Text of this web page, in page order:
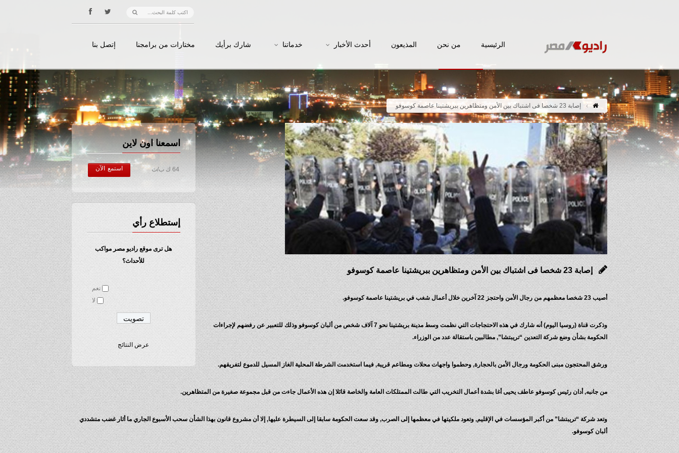
الرئيسية من نحن المذيعون أحدث الأخبار خدماتنا شارك برأيك مختارات من برامجنا إتصل بنا
إصابة 23 شخصا فى اشتباك بين الأمن ومتظاهرين ببريشتينا عاصمة كوسوفو
اسمعنا اون لاين
64 ك ب/ث استمع الآن
إستطلاع رأي
هل ترى موقع راديو مصر مواكب
للأحداث؟
نعم
لا
عرض النتائج
إصابة 23 شخصا فى اشتباك بين الأمن ومتظاهرين ببريشتينا عاصمة كوسوفو
أصيب 23 شخصا معظمهم من رجال الأمن واحتجز 22 آخرين خلال أعمال شغب في بريشتينا عاصمة كوسوفو.
وذكرت قناة (روسيا اليوم) أنه شارك في هذه الاحتجاجات التي نظمت وسط مدينة بريشتينا نحو 7 آلاف شخص من ألبان كوسوفو وذلك للتعبير عن رفضهم لإجراءات
الحكومة بشأن وضع شركة التعدين “تريبتشا”, مطالبين باستقالة عدد من الوزراء.
ورشق المحتجون مبنى الحكومة ورجال الأمن بالحجارة, وحطموا واجهات محلات ومطاعم قريبة, فيما استخدمت الشرطة المحلية الغاز المسيل للدموع لتفريقهم.
من جانبه, أدان رئيس كوسوفو عاطف يحيى أغا بشدة أعمال التخريب التي طالت الممتلكات العامة والخاصة قائلا إن هذه الأعمال جاءت من قبل مجموعة صغيرة من المتظاهرين.
وتعد شركة “تريبتشا” من أكبر المؤسسات في الإقليم, وتعود ملكيتها في معظمها إلى الصرب, وقد سعت الحكومة سابقا إلى السيطرة عليها, إلا أن مشروع قانون بهذا الشأن سحب الأسبوع الجاري ما أثار غضب متشددي
ألبان كوسوفو.